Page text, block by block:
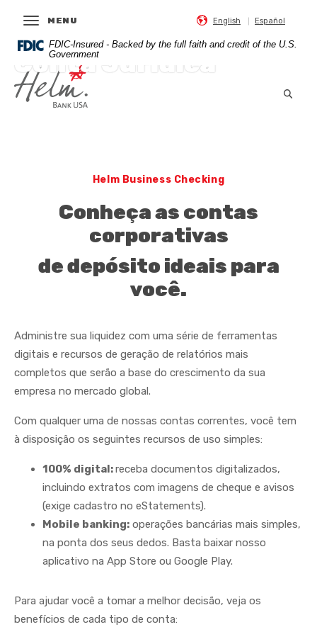
Inicial
Direcionar
para
conteúdo
principal
visualizar
arquivos
faça
Helm Bank USA
OPEN MAIN
MENU English Español
FDIC-Insured - Backed by the full faith and credit of the U.S.
Government
Helm Bank USA
Conta Jurídica
Helm Business Checking
Conheça as contas
corporativas
de depósito ideais para
você.
Administre sua liquidez com uma série de ferramentas
digitais e recursos de geração de relatórios mais
completos que serão a base do crescimento da sua
empresa no mercado global.
Com qualquer uma de nossas contas correntes, você tem
à disposição os seguintes recursos de uso simples:
100% digital:receba documentos digitalizados,
incluindo extratos com imagens de cheque e avisos
(exige cadastro no eStatements).
Mobile banking: operações bancárias mais simples,
na ponta dos seus dedos. Basta baixar nosso
aplicativo na App Store ou Google Play.
Para ajudar você a tomar a melhor decisão, veja os
benefícios de cada tipo de conta: